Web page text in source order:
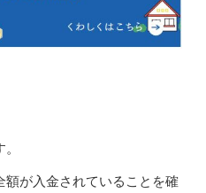
が入金されていることを確